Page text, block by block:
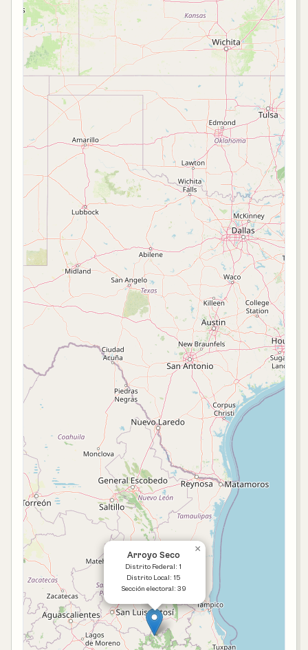
Arroyo Seco
Distrito Federal: 1
Distrito Local: 15
Sección electoral: 39
×